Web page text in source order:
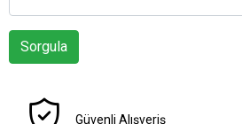
Sorgula
Güvenli Alışveriş